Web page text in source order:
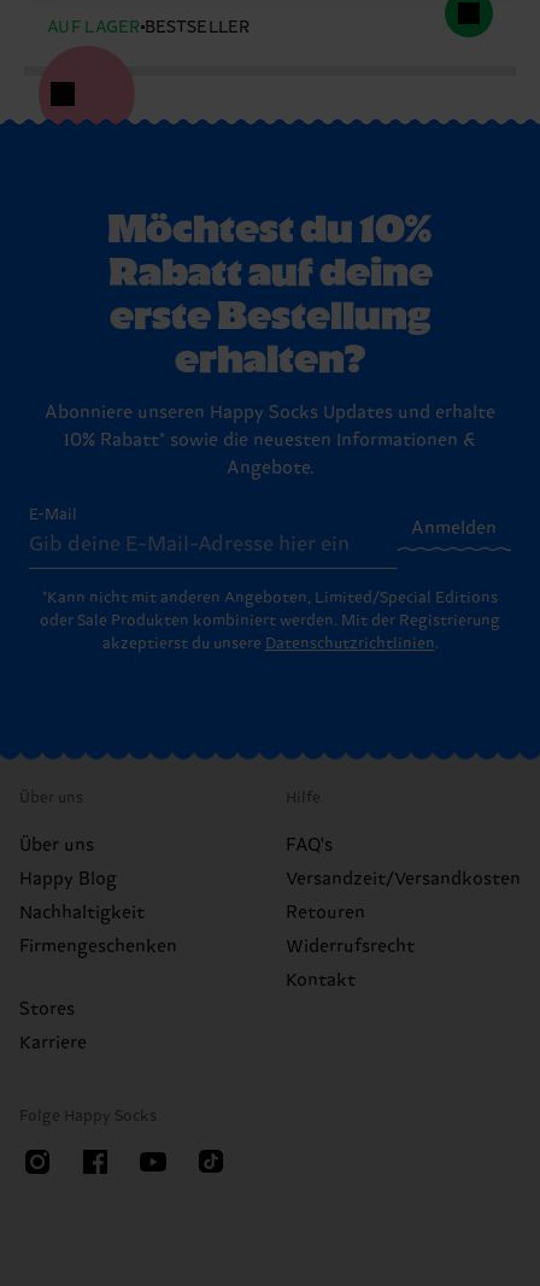
AUF LAGER BESTSELLER
Möchtest du 10%
Rabatt auf deine
erste Bestellung
erhalten?
Abonniere unseren Happy Socks Updates und erhalte
10% Rabatt* sowie die neuesten Informationen &
Angebote.
E-Mail
Anmelden
*Kann nicht mit anderen Angeboten, Limited/Special Editions
oder Sale Produkten kombiniert werden. Mit der Registrierung
akzeptierst du unsere Datenschutzrichtlinien.
Über uns
Über uns
Happy Blog
Nachhaltigkeit
Firmengeschenken
Stores
Karriere
Hilfe
FAQ's
Versandzeit/Versandkosten
Retouren
Widerrufsrecht
Kontakt
Folge Happy Socks